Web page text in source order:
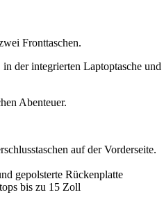
Fronttaschen.
der integrierten Laptoptasche und
Abenteuer.
auf der Vorderseite.
gepolsterte Rückenplatte
bis zu 15 Zoll